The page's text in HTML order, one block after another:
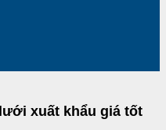
xuất khẩu giá tốt